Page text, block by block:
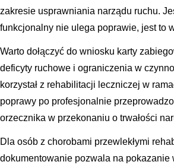
zakresie usprawniania narządu ruchu.
funkcjonalny nie ulega poprawie, jest to
Warto dołączyć do wniosku karty
deficyty ruchowe i ograniczenia w
korzystał z rehabilitacji leczniczej w
poprawy po profesjonalnie
orzecznika w przekonaniu o trwałości
Dla osób z chorobami przewlekłymi
dokumentowanie pozwala na pokazanie